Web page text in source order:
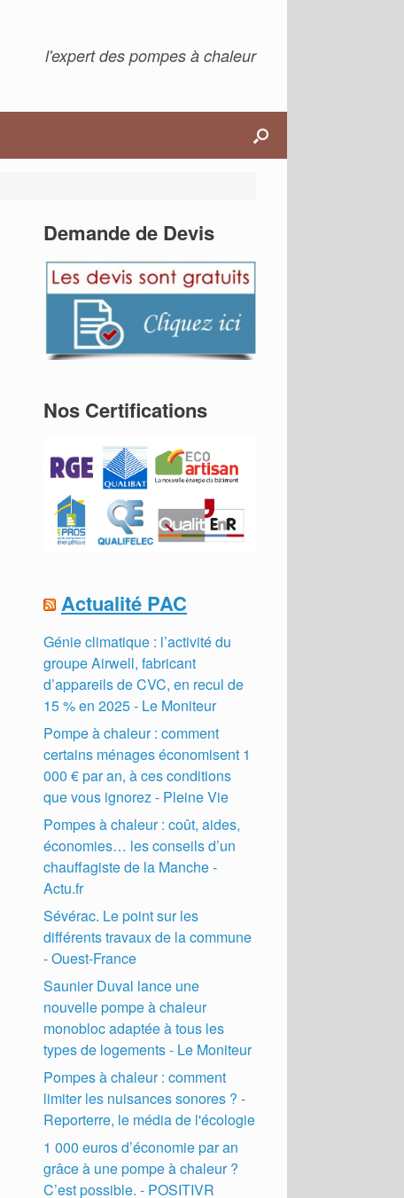
l'expert des pompes à chaleur
Demande de Devis
Nos Certifications
Actualité PAC
Génie climatique : l’activité du
groupe Airwell, fabricant
d’appareils de CVC, en recul de
15 % en 2025 - Le Moniteur
Pompe à chaleur : comment
certains ménages économisent 1
000 € par an, à ces conditions
que vous ignorez - Pleine Vie
Pompes à chaleur : coût, aides,
économies… les conseils d’un
chauffagiste de la Manche -
Actu.fr
Sévérac. Le point sur les
différents travaux de la commune
- Ouest-France
Saunier Duval lance une
nouvelle pompe à chaleur
monobloc adaptée à tous les
types de logements - Le Moniteur
Pompes à chaleur : comment
limiter les nuisances sonores ? -
Reporterre, le média de l'écologie
1 000 euros d’économie par an
grâce à une pompe à chaleur ?
C’est possible. - POSITIVR